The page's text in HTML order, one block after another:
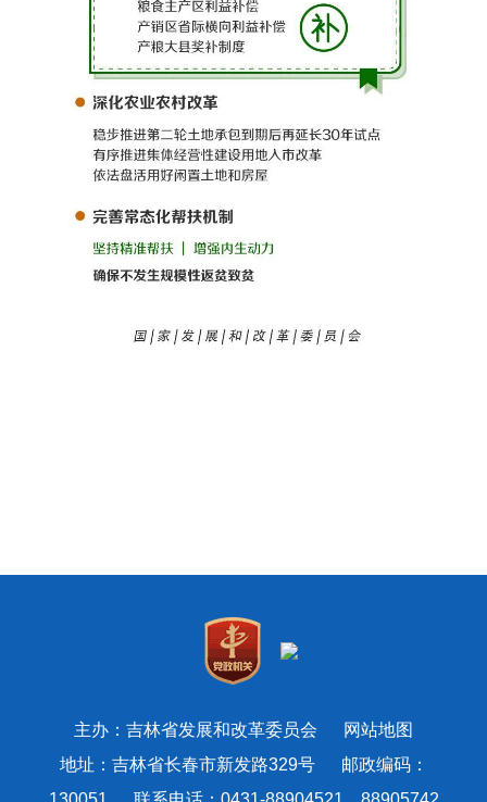
主办：吉林省发展和改革委员会
网站地图
地址：吉林省长春市新发路329号 邮政编码：